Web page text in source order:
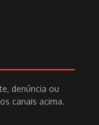
denúncia ou
canais acima.